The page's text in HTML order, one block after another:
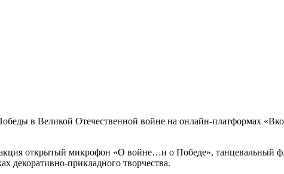
в Великой Отечественной войне на онлайн-платформах
открытый микрофон «О войне…и о Победе»,
декоративно-прикладного творчества.